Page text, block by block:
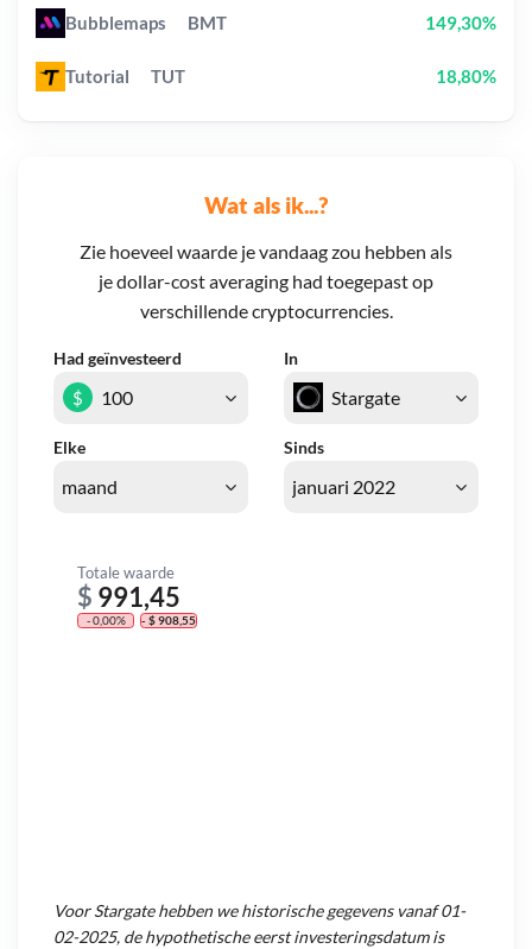
Wat als ik...?
Zie hoeveel waarde je vandaag zou hebben als
je dollar-cost averaging had toegepast op
verschillende cryptocurrencies.
Had geïnvesteerd In
Elke Sinds
$
Totale waarde
$ 991,45
- 0,00% - $ 908,55
VoorStargatehebben we historische gegevens vanaf01-
02-2025, de hypothetische eerst investeringsdatum is
Bubblemaps BMT 149,30%
Tutorial TUT 18,80%